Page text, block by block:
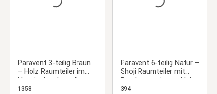
Paravent 3-teilig Braun
– Holz Raumteiler im
klassischen Lamellen-
Design
1358
Paravent 6-teilig Natur –
Shoji Raumteiler mit
Bambusmotiv aus Holz
& Reispapier
394